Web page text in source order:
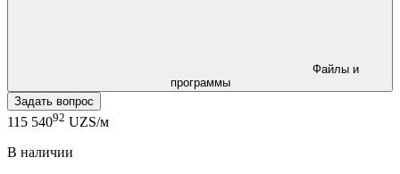
программы
Задать вопрос
115 54092 UZS/м
В наличии